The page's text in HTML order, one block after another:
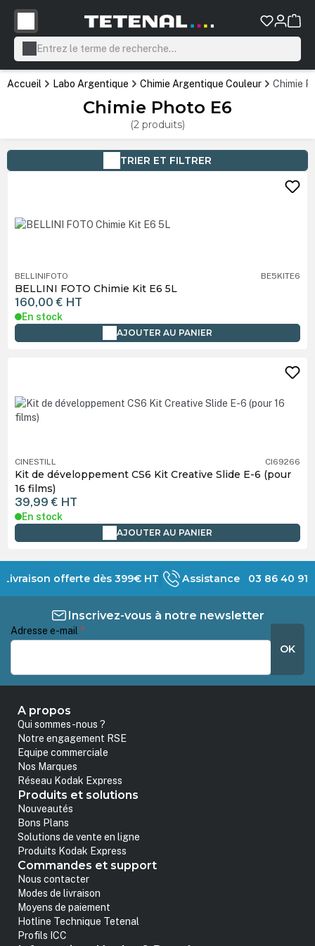
principal
Accueil Labo Argentique Chimie Argentique Couleur Chimie
Chimie Photo E6
(2 produits)
TRIER ET FILTRER
BELLINIFOTO BE5KITE6
BELLINI FOTO Chimie Kit E6 5L
160,00 € HT
En stock
AJOUTER AU PANIER
CINESTILL CI69266
Kit de développement CS6 Kit Creative Slide E-6 (pour
16 films)
39,99 € HT
En stock
AJOUTER AU PANIER
Livraison offerte dès 399€ HT Assistance 03 86 40 91
Inscrivez-vous à notre newsletter
Adresse e-mail *
OK
A propos
Qui sommes-nous ?
Notre engagement RSE
Equipe commerciale
Nos Marques
Réseau Kodak Express
Produits et solutions
Nouveautés
Bons Plans
Solutions de vente en ligne
Produits Kodak Express
Commandes et support
Nous contacter
Modes de livraison
Moyens de paiement
Hotline Technique Tetenal
Profils ICC